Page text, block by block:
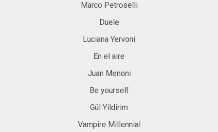
Marco Petroselli
Duele
Luciana Yervoni
En el aire
Juan Menoni
Be yourself
Gül Yildirim
Vampire Millennial